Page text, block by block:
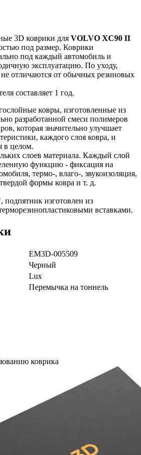
3D коврики для VOLVO XC90 II
под размер. Коврики
под каждый автомобиль и
эксплуатацию. По уходу,
отличаются от обычных резиновых
составляет 1 год.
ковры, изготовленные из
разработанной смеси полимеров
которая значительно улучшает
каждого слоя ковра, и
в целом.
слоев материала. Каждый слой
функцию - фиксация на
термо-, влаго-, звукоизоляция,
формы ковра и т. д.
изготовлен из
вставками.
EM3D-005509
Черный
Lux
Перемычка на тоннель
коврика